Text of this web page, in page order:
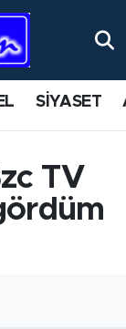
SİYASET
TV